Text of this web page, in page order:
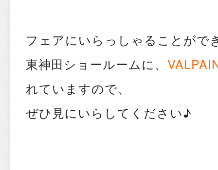
フェアにいらっしゃることがで
東神田ショールームに、
れていますので、
ぜひ見にいらしてください♪